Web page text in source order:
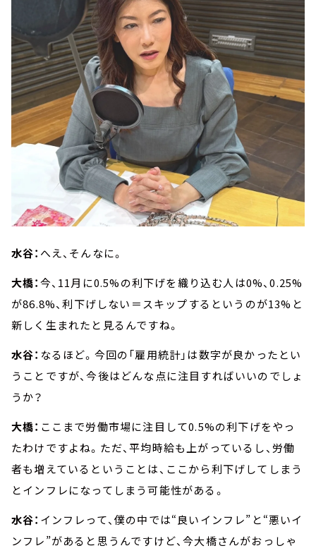
水谷： へえ、そんなに。
大橋：今、11月に0.5%の利下げを織り込む人は0%、0.25%
が86.8%、利下げしない＝スキップするというのが13%と
新しく生まれたと見るんですね。
水谷： なるほど。今回の「雇用統計」は数字が良かったとい
うことですが、今後はどんな点に注目すればいいのでしょ
うか？
大橋： ここまで労働市場に注目して0.5%の利下げをやっ
たわけですよね。ただ、平均時給も上がっているし、労働
者も増えているということは、ここから利下げしてしまう
とインフレになってしまう可能性がある。
水谷： インフレって、僕の中では“良いインフレ”と“悪いイ
ンフレ”があると思うんですけど、今大橋さんがおっしゃ